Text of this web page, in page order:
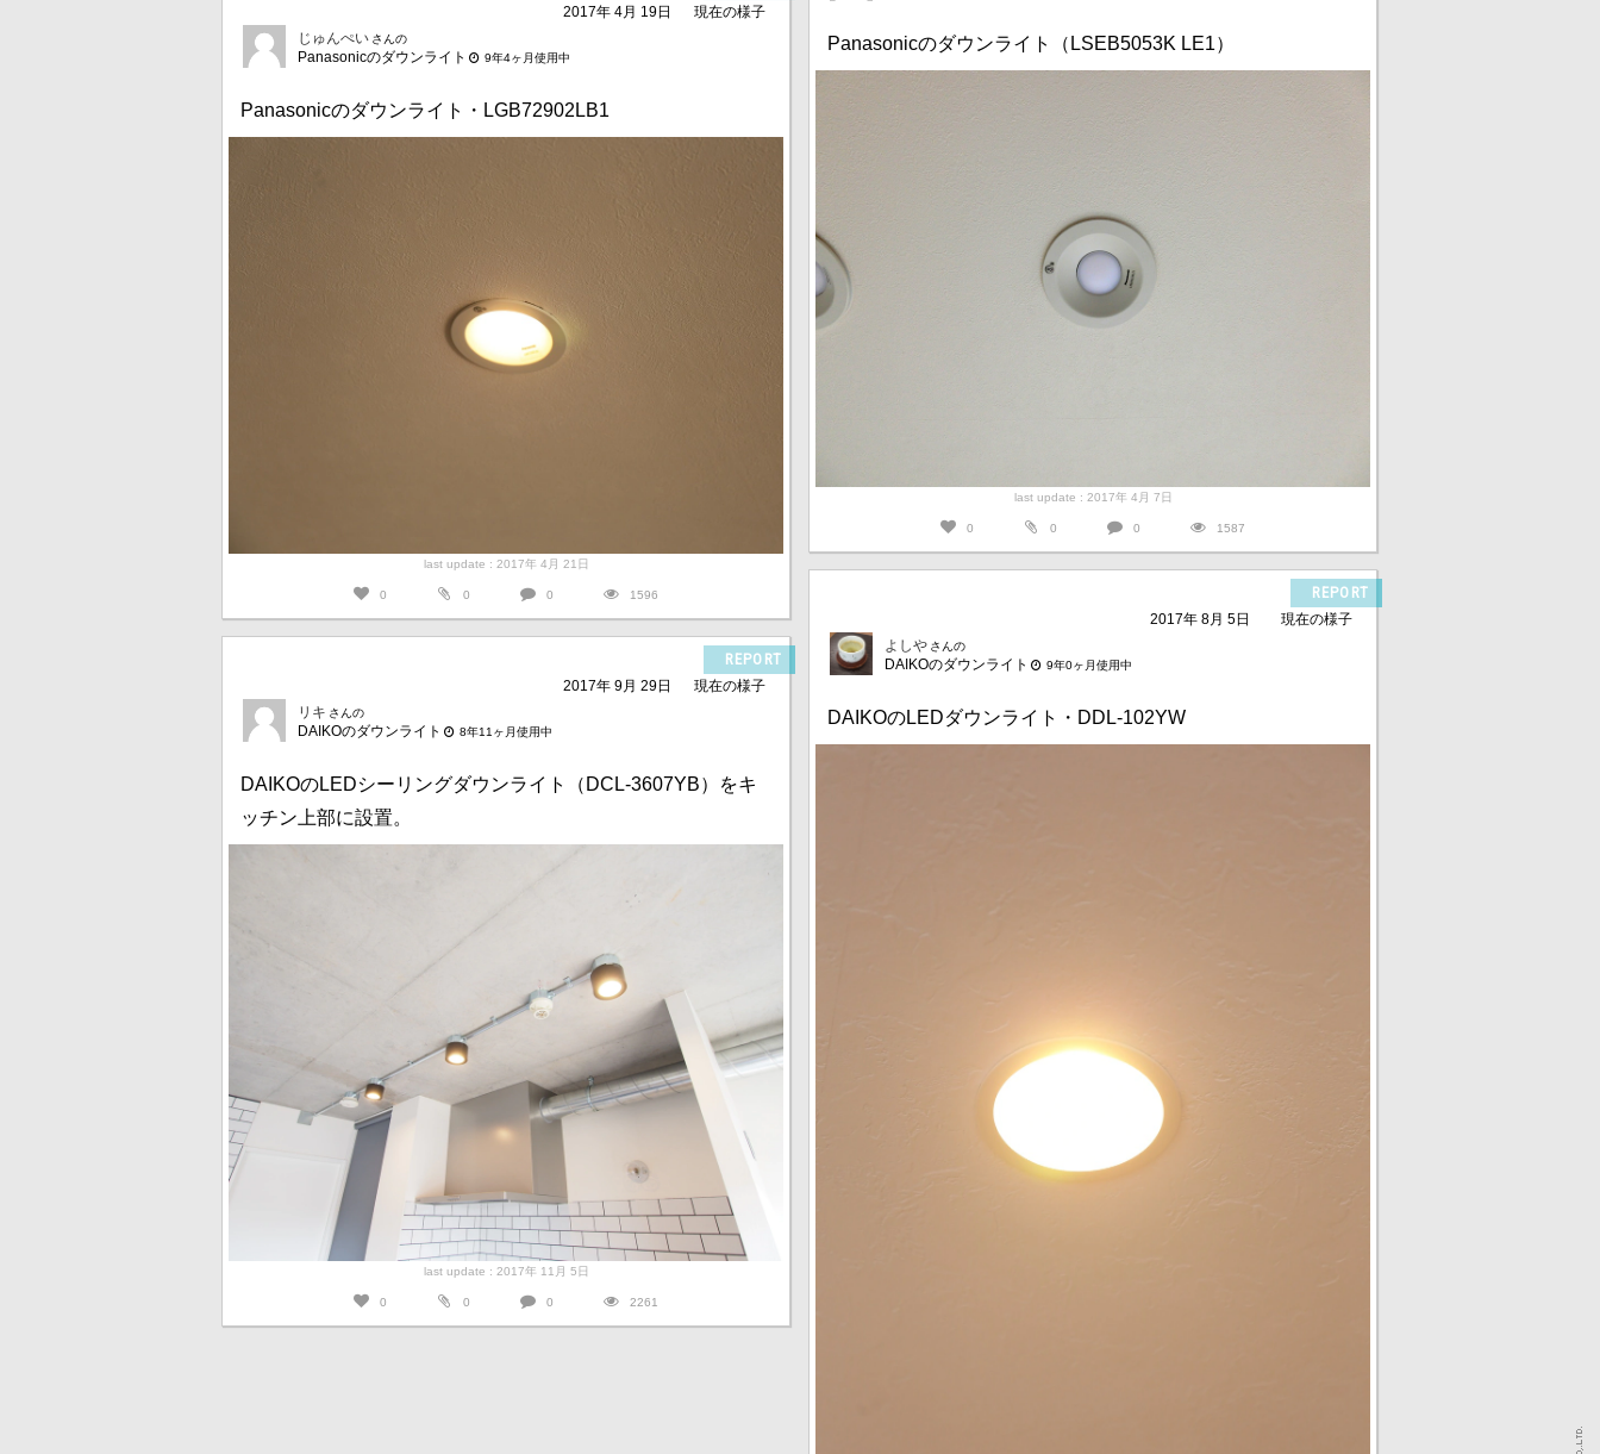
Panasonicのダウンライト（LSEB5053K LE1）
last update : 2017年 4月 7日
0 0 0 1587
2017年 4月 19日
現在の様子
じゅんぺい さんの
Panasonicのダウンライト 9年4ヶ月使用中
Panasonicのダウンライト・LGB72902LB1
last update : 2017年 4月 21日
0 0 0 1596 REPORT
2017年 8月 5日
現在の様子
よしや さんの
DAIKOのダウンライト 9年0ヶ月使用中
DAIKOのLEDダウンライト・DDL-102YW
REPORT
2017年 9月 29日
現在の様子
リキ さんの
DAIKOのダウンライト 8年11ヶ月使用中
DAIKOのLEDシーリングダウンライト（DCL-3607YB）をキ
ッチン上部に設置。
last update : 2017年 11月 5日
0 0 0 2261